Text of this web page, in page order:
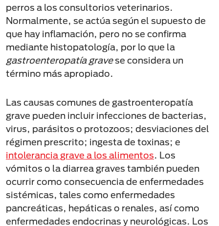
perros a los consultorios veterinarios.
Normalmente, se actúa según el supuesto de
que hay inflamación, pero no se confirma
mediante histopatología, por lo que la
gastroenteropatía gravese considera un
término más apropiado.
Las causas comunes de gastroenteropatía
grave pueden incluir infecciones de bacterias,
virus, parásitos o protozoos; desviaciones del
régimen prescrito; ingesta de toxinas; e
intolerancia grave a los alimentos. Los
vómitos o la diarrea graves también pueden
ocurrir como consecuencia de enfermedades
sistémicas, tales como enfermedades
pancreáticas, hepáticas o renales, así como
enfermedades endocrinas y neurológicas. Los